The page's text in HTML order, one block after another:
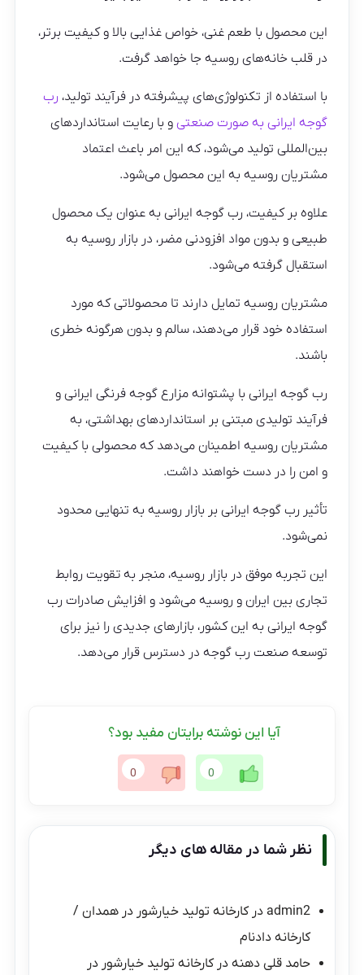
این محصول با طعم غنی، خواص غذایی بالا و کیفیت برتر،
در قلب خانه‌های روسیه جا خواهد گرفت.
با استفاده از تکنولوژی‌های پیشرفته در فرآیند تولید، رب
گوجه ایرانی به صورت صنعتی و با رعایت استانداردهای
بین‌المللی تولید می‌شود، که این امر باعث اعتماد
مشتریان روسیه به این محصول می‌شود.
علاوه بر کیفیت، رب گوجه ایرانی به عنوان یک محصول
طبیعی و بدون مواد افزودنی مضر، در بازار روسیه به
استقبال گرفته می‌شود.
مشتریان روسیه تمایل دارند تا محصولاتی که مورد
استفاده خود قرار می‌دهند، سالم و بدون هرگونه خطری
باشند.
رب گوجه ایرانی با پشتوانه مزارع گوجه فرنگی ایرانی و
فرآیند تولیدی مبتنی بر استانداردهای بهداشتی، به
مشتریان روسیه اطمینان می‌دهد که محصولی با کیفیت
و امن را در دست خواهند داشت.
تأثیر رب گوجه ایرانی بر بازار روسیه به تنهایی محدود
نمی‌شود.
این تجربه موفق در بازار روسیه، منجر به تقویت روابط
تجاری بین ایران و روسیه می‌شود و افزایش صادرات رب
گوجه ایرانی به این کشور، بازارهای جدیدی را نیز برای
توسعه صنعت رب گوجه در دسترس قرار می‌دهد.
آیا این نوشته برایتان مفید بود؟
0
0
نظر شما در مقاله های دیگر
admin2 درکارخانه تولید خیارشور در همدان /
کارخانه دادنام
حامد قلی دهنه درکارخانه تولید خیارشور در